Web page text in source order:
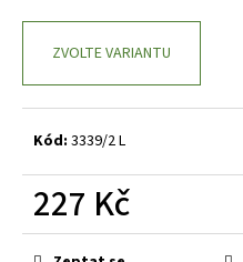
ZVOLTE VARIANTU
Kód: 3339/2 L
227 Kč
Měrná
cena:
D
p
o
č